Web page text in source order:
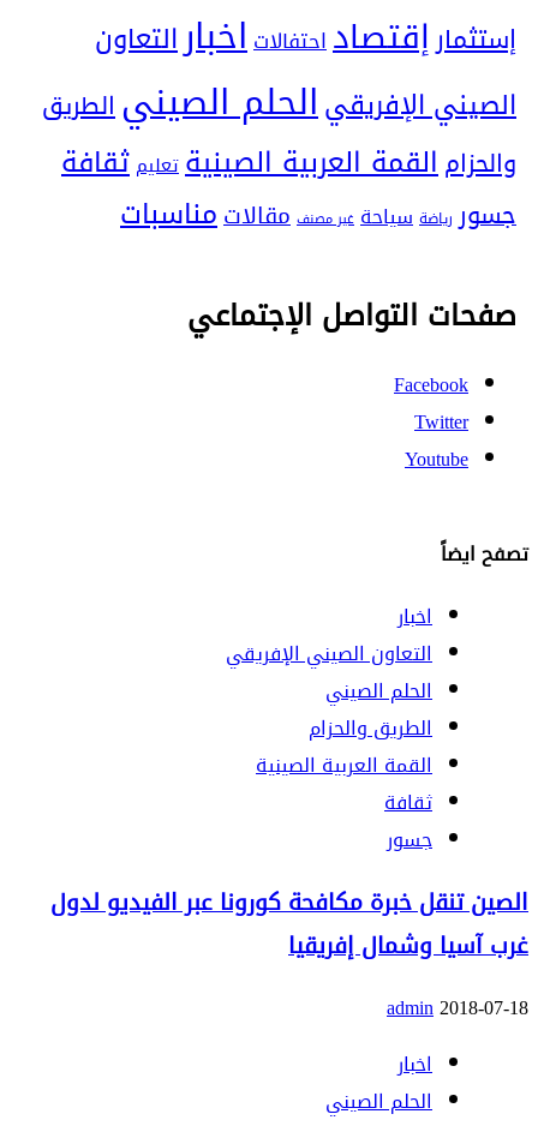
إستثمارإقتصاداحتفالاتاخبارالتعاون
الصيني الإفريقيالحلم الصينيالطريق
والحزامالقمة العربية الصينيةتعليم ثقافة
جسور رياضة سياحة غير مصنف مقالاتمناسبات
صفحات التواصل الإجتماعي
Facebook
Twitter
Youtube
تصفح ايضاً
اخبار
التعاون الصيني الإفريقي
الحلم الصيني
الطريق والحزام
القمة العربية الصينية
ثقافة
جسور
الصين تنقل خبرة مكافحة كورونا عبر الفيديو لدول
غرب آسيا وشمال إفريقيا
2018-07-18
admin
اخبار
الحلم الصيني